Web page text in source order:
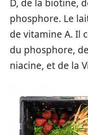
D, de la biotine,
phosphore. Le
de vitamine A. Il
du phosphore,
niacine, et de la